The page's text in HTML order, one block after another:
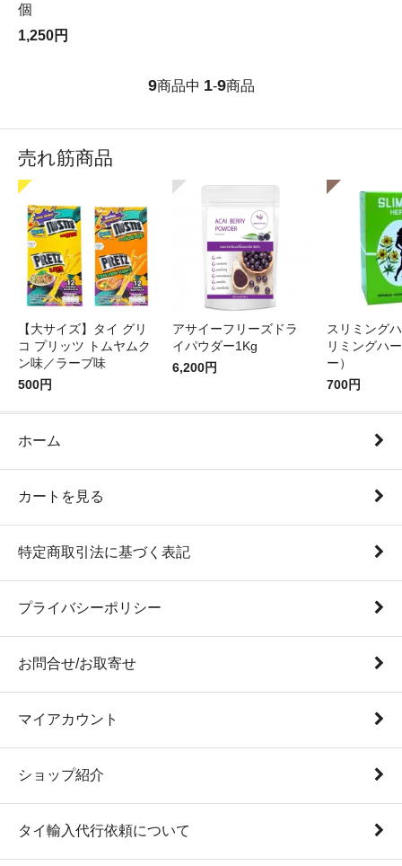
個
1,250円
9商品中 1-9商品
売れ筋商品
【大サイズ】タイ グリ
コ プリッツ トムヤムク
ン味／ラーブ味
500円
アサイーフリーズドラ
イパウダー1Kg
6,200円
スリミング
リミングハ
ー）
700円
ホーム
カートを見る
特定商取引法に基づく表記
プライバシーポリシー
お問合せ/お取寄せ
マイアカウント
ショップ紹介
タイ輸入代行依頼について